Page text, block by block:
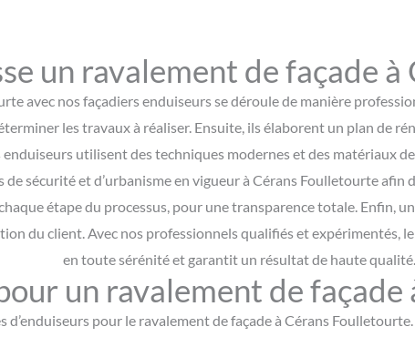
un ravalement de façade
avec nos façadiers enduiseurs se déroule de manière
les travaux à réaliser. Ensuite, ils élaborent un plan de
utilisent des techniques modernes et des matériaux
sécurité et d’urbanisme en vigueur à Cérans Foulletourte afin
étape du processus, pour une transparence totale. Enfin,
du client. Avec nos professionnels qualifiés et expérimentés,
en toute sérénité et garantit un résultat de haute qualité.
un ravalement de façade
d’enduiseurs pour le ravalement de façade à Cérans